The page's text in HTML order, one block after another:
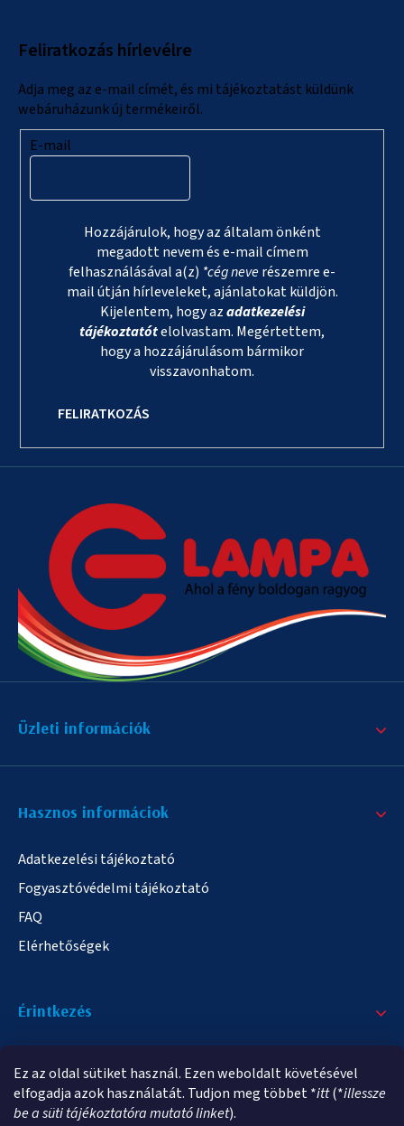
Ez az oldal sütiket használ. Ezen weboldalt követésével
elfogadja azok használatát. Tudjon meg többet *itt(*illessze
be a süti tájékoztatóra mutató linket).
Feliratkozás hírlevélre
Adja meg az e-mail címét, és mi tájékoztatást küldünk
webáruházunk új termékeiről.
E-mail
Hozzájárulok, hogy az általam önként
megadott nevem és e-mail címem
felhasználásával a(z) *cég neverészemre e-
mail útján hírleveleket, ajánlatokat küldjön.
Kijelentem, hogy azadatkezelési
tájékoztatótelolvastam. Megértettem,
hogy a hozzájárulásom bármikor
visszavonhatom.
FELIRATKOZÁS
Üzleti információk
Hasznos informáciok
Adatkezelési tájékoztató
Fogyasztóvédelmi tájékoztató
FAQ
Elérhetőségek
Érintkezés
info@elampa.hu